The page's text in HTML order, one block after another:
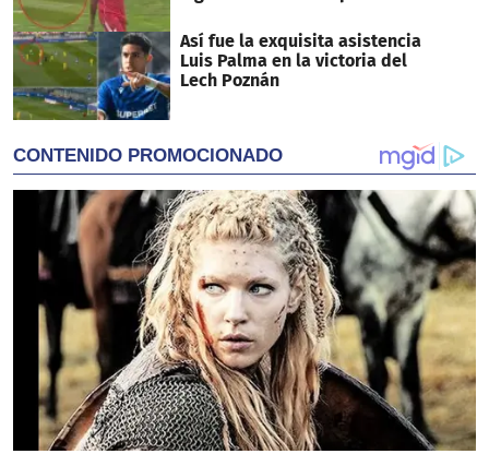
Así fue la exquisita asistencia
Luis Palma en la victoria del
Lech Poznán